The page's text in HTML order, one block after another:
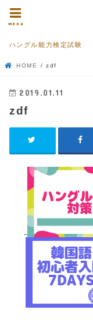
menu
ハングル能力検定試験
HOME zdf
2019.01.11
zdf